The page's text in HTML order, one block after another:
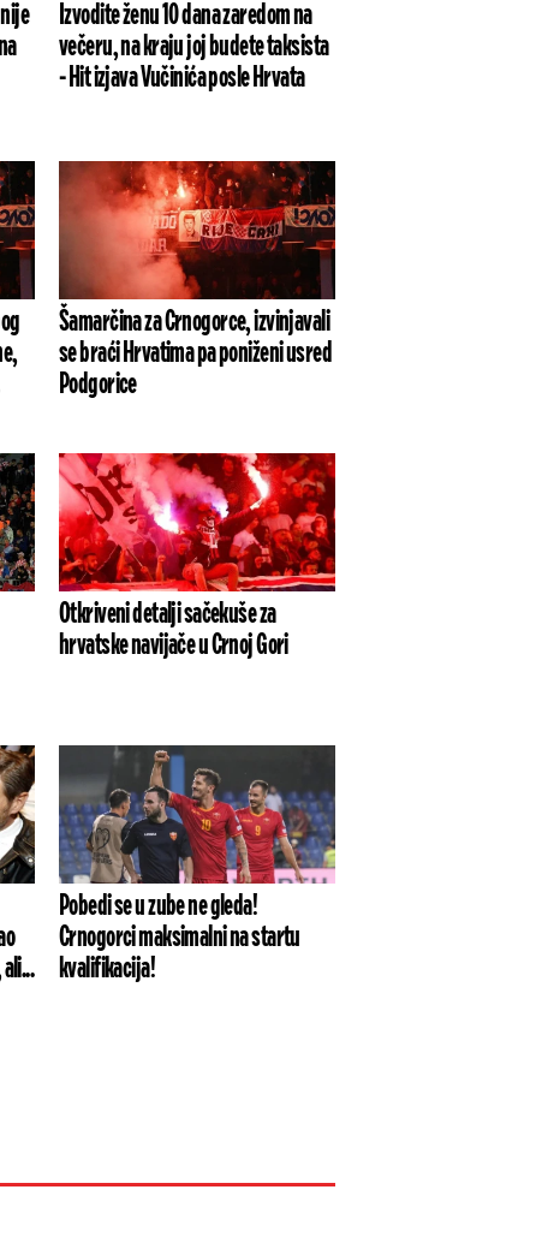
Izvodite ženu 10 dana zaredom na
večeru, na kraju joj budete taksista
- Hit izjava Vučinića posle Hrvata
Šamarčina za Crnogorce, izvinjavali
se braći Hrvatima pa poniženi usred
Podgorice
Otkriveni detalji sačekuše za
hrvatske navijače u Crnoj Gori
Pobedi se u zube ne gleda!
Crnogorci maksimalni na startu
kvalifikacija!